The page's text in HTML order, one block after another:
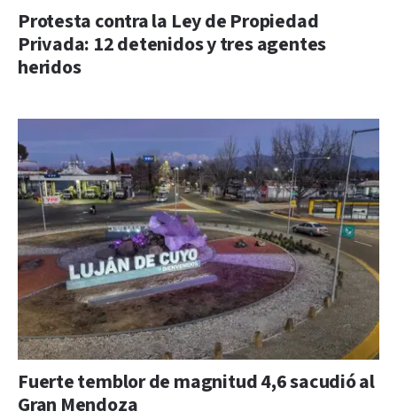
Protesta contra la Ley de Propiedad
Privada: 12 detenidos y tres agentes
heridos
Fuerte temblor de magnitud 4,6 sacudió al
Gran Mendoza